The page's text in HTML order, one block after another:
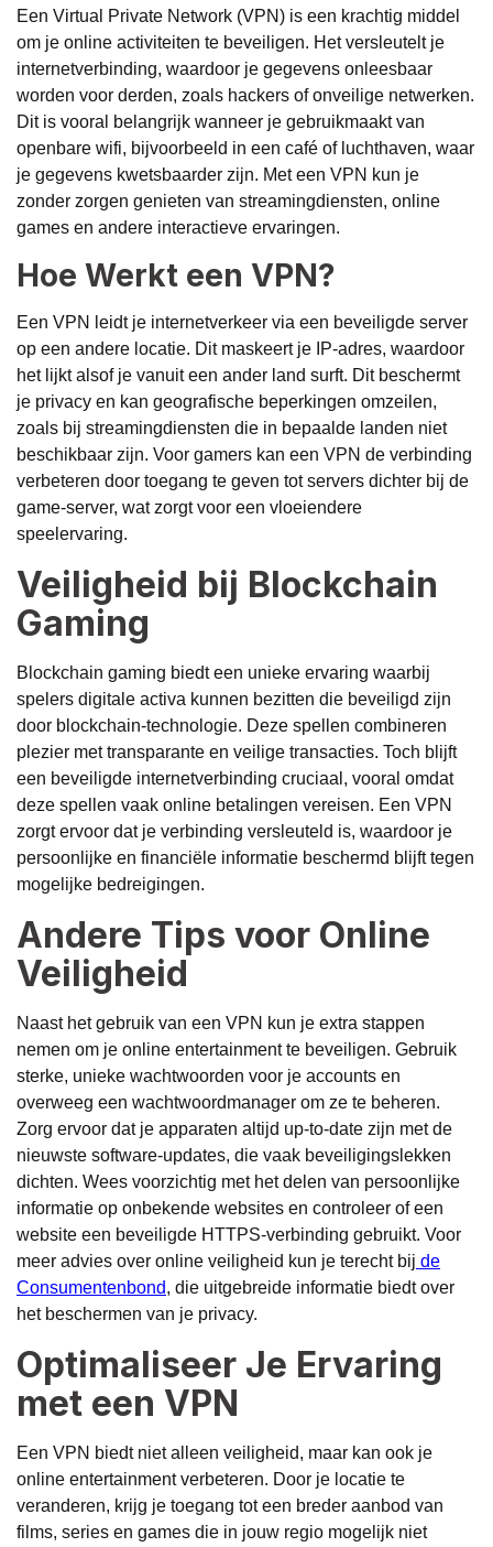
Een Virtual Private Network (VPN) is een krachtig middel
om je online activiteiten te beveiligen. Het versleutelt je
internetverbinding, waardoor je gegevens onleesbaar
worden voor derden, zoals hackers of onveilige netwerken.
Dit is vooral belangrijk wanneer je gebruikmaakt van
openbare wifi, bijvoorbeeld in een café of luchthaven, waar
je gegevens kwetsbaarder zijn. Met een VPN kun je
zonder zorgen genieten van streamingdiensten, online
games en andere interactieve ervaringen.
Hoe Werkt een VPN?
Een VPN leidt je internetverkeer via een beveiligde server
op een andere locatie. Dit maskeert je IP-adres, waardoor
het lijkt alsof je vanuit een ander land surft. Dit beschermt
je privacy en kan geografische beperkingen omzeilen,
zoals bij streamingdiensten die in bepaalde landen niet
beschikbaar zijn. Voor gamers kan een VPN de verbinding
verbeteren door toegang te geven tot servers dichter bij de
game-server, wat zorgt voor een vloeiendere
speelervaring.
Veiligheid bij Blockchain
Gaming
Blockchain gaming biedt een unieke ervaring waarbij
spelers digitale activa kunnen bezitten die beveiligd zijn
door blockchain-technologie. Deze spellen combineren
plezier met transparante en veilige transacties. Toch blijft
een beveiligde internetverbinding cruciaal, vooral omdat
deze spellen vaak online betalingen vereisen. Een VPN
zorgt ervoor dat je verbinding versleuteld is, waardoor je
persoonlijke en financiële informatie beschermd blijft tegen
mogelijke bedreigingen.
Andere Tips voor Online
Veiligheid
Naast het gebruik van een VPN kun je extra stappen
nemen om je online entertainment te beveiligen. Gebruik
sterke, unieke wachtwoorden voor je accounts en
overweeg een wachtwoordmanager om ze te beheren.
Zorg ervoor dat je apparaten altijd up-to-date zijn met de
nieuwste software-updates, die vaak beveiligingslekken
dichten. Wees voorzichtig met het delen van persoonlijke
informatie op onbekende websites en controleer of een
website een beveiligde HTTPS-verbinding gebruikt. Voor
meer advies over online veiligheid kun je terecht bij de
Consumentenbond, die uitgebreide informatie biedt over
het beschermen van je privacy.
Optimaliseer Je Ervaring
met een VPN
Een VPN biedt niet alleen veiligheid, maar kan ook je
online entertainment verbeteren. Door je locatie te
veranderen, krijg je toegang tot een breder aanbod van
films, series en games die in jouw regio mogelijk niet